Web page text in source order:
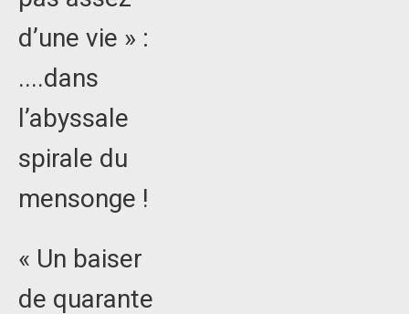
d’une vie » :
....dans
l’abyssale
spirale du
mensonge !
« Un baiser
de quarante